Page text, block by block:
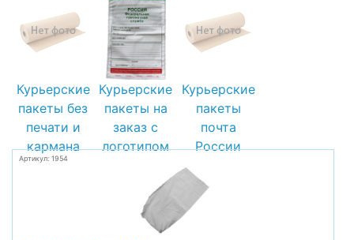
Курьерские
пакеты без
печати и
кармана
Курьерские
пакеты на
заказ с
логотипом
Курьерские
пакеты
почта
России
Артикул: 1954